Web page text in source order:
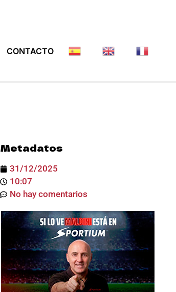
CONTACTO
Metadatos
31/12/2025
10:07
No hay comentarios